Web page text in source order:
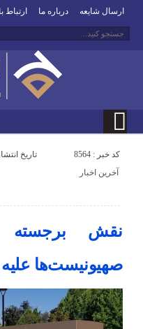
ارسال شایعه درباره ما ارتباط
کد خبر : 8564 تاریخ انتشار :
آخرین اخبار
نقش برجسته
صهیونیست‌ها